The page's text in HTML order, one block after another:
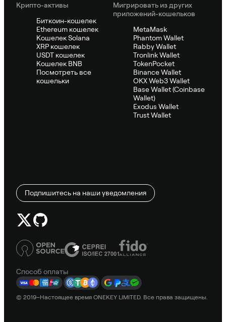
Крипто-активы
Биткоин-кошелек
Ethereum кошелек
Кошелек Solana
XRP кошелек
USDT кошелек
Кошелек BNB
Посмотреть все
кошельки
Мигрировать из других
приложений-кошельков
MetaMask
Phantom Wallet
Rabby Wallet
Tronlink Wallet
TokenPocket
Binance Wallet
OKX Web3 Wallet
Base Wallet (Coinbase
Wallet)
Exodus Wallet
Trust Wallet
Подпишитесь на наши уведомления
Способ оплаты
© 2019–Настоящее время ONEKEY LIMITED. Все права защищены.